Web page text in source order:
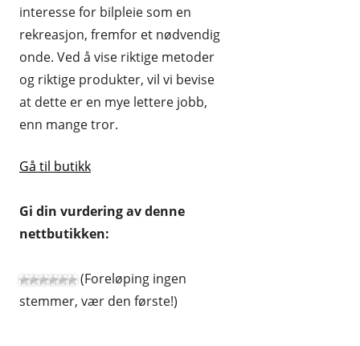
KLÆR OG MOTE
KONTORREKVISITA
KUNST OG ANTIKVITETER
interesse for bilpleie som en
rekreasjon, fremfor et nødvendig
onde. Ved å vise riktige metoder
og riktige produkter, vil vi bevise
at dette er en mye lettere jobb,
enn mange tror.
Gå til butikk
Gi din vurdering av denne
nettbutikken:
(Foreløping ingen
stemmer, vær den første!)